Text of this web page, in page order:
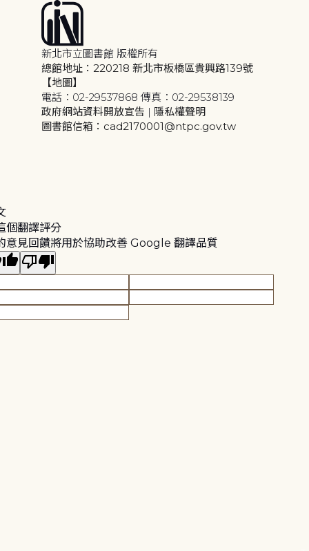
新北市立圖書館 版權所有
總館地址：220218 新北市板橋區貴興路139號
【地圖】
電話：02-29537868 傳真：02-29538139
政府網站資料開放宣告 | 隱私權聲明
圖書館信箱：cad2170001@ntpc.gov.tw
個翻譯評分
意見回饋將用於協助改善 Google 翻譯品質